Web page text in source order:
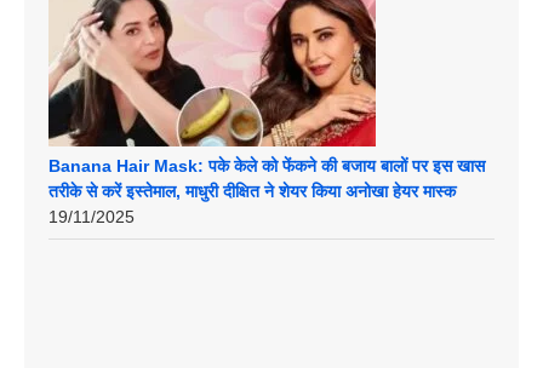
Banana Hair Mask: पके केले को फेंकने की बजाय बालों पर इस खास
तरीके से करें इस्तेमाल, माधुरी दीक्षित ने शेयर किया अनोखा हेयर मास्क
19/11/2025